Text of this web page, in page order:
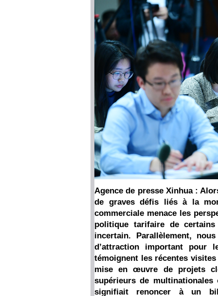
Agence de presse Xinhua :
de graves défis liés à la
commerciale menace les
politique tarifaire de
incertain. Parallèlement,
d’attraction important pour
témoignent les récentes
mise en œuvre de projets
supérieurs de
signifiait renoncer à un